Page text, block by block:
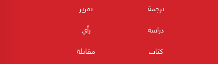
ترجمة
تقرير
دراسة
رأي
كتاب
مقابلة